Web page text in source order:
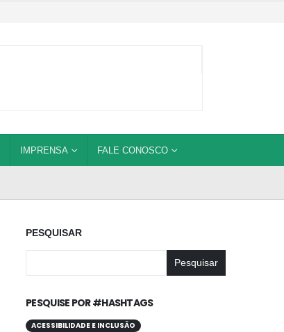
IMPRENSA FALE CONOSCO
PESQUISAR
Pesquisar
PESQUISE POR #HASHTAGS
ACESSIBILIDADE E INCLUSÃO